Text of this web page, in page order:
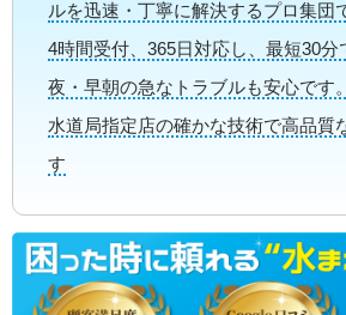
ルを迅速・丁寧に解決するプロ集団
4時間受付、365日対応し、最短30分
夜・早朝の急なトラブルも安心です
水道局指定店の確かな技術で高品質
す